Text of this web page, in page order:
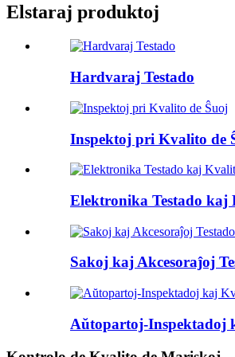
Elstaraj produktoj
Hardvaraj Testado
Inspektoj pri Kvalito de
Elektronika Testado
Sakoj kaj Akcesoraĵoj
Aŭtopartoj-Inspektadoj